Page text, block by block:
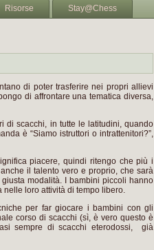
Risorse Stay@Chess
di poter trasferire nei propri allievi
di affrontare una tematica diversa,
di scacchi, in tutte le latitudini, quando
è “Siamo istruttori o intrattenitori?”,
piacere, quindi ritengo che più i
il talento vero e proprio, che sarà
modalità. I bambini piccoli hanno
loro attività di tempo libero.
per far giocare i bambini con gli
corso di scacchi (sì, è vero questo è
sempre di scacchi eterodossi, già